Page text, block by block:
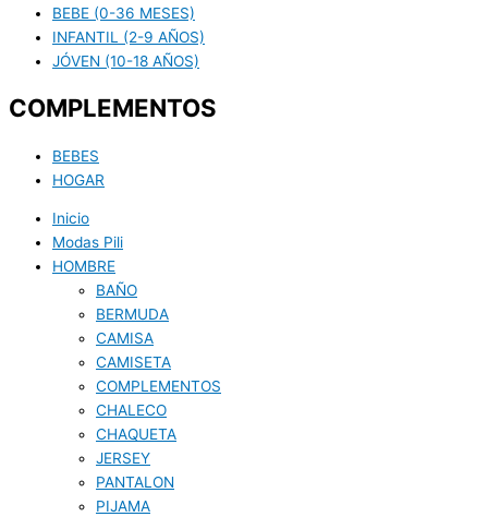
BEBE (0-36 MESES)
INFANTIL (2-9 AÑOS)
JÓVEN (10-18 AÑOS)
COMPLEMENTOS
BEBES
HOGAR
Inicio
Modas Pili
HOMBRE
BAÑO
BERMUDA
CAMISA
CAMISETA
COMPLEMENTOS
CHALECO
CHAQUETA
JERSEY
PANTALON
PIJAMA